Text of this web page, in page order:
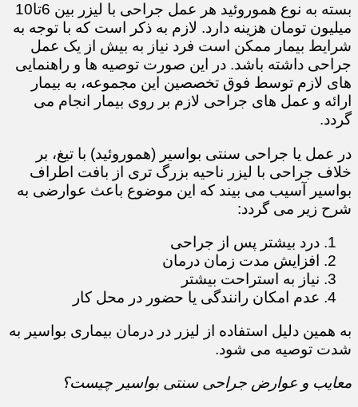
بسته به نوع هموروئید هر عمل جراحی با لیزر بین 6تا10
میلیون تومان هزینه دارد. لازم به ذکر است که با توجه به
شرایط بیمار ممکن است فرد نیاز به بیش از یک عمل
جراحی داشته باشد. در این صورت توصیه ها و راهنمایی
های لازم توسط فوق تخصصین این مجموعه، به بیمار
ارائه و عمل های جراحی لازم بر روی بیمار انجام می
گردد.
در عمل یا جراحی سنتی بواسیر (هموروئید) با تیغ، بر
خلاف جراحی با لیزر ناحیه بزرگ تری از بافت اطراف
بواسیر آسیب می بیند که این موضوع باعث عوارضی به
شرح زیر می گردد:
درد بیشتر پس از جراحی
افزایش مدت زمان درمان
نیاز به استراحت بیشتر
عدم امکان رانندگی یا حضور در محل کار
​​​​​​​به همین دلیل استفاده از لیزر در درمان بیماری بواسیر به
شدت توصیه می شود.
معایب و عوارض جراحی سنتی بواسیر چیست؟